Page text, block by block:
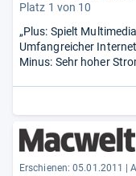
Platz 1 von 10
„Plus: Spielt
Umfangreicher
Minus: Sehr hoher
Erschienen: 05.01.2011